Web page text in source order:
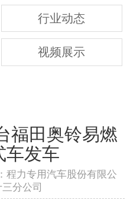
行业动态
视频展示
福田奥铃易燃
车发车
力专用汽车股份有限公
分公司